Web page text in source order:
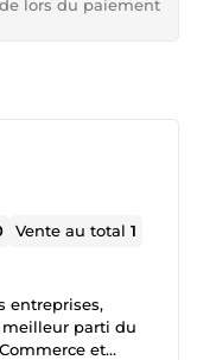
lors du paiement
Vente au total1
entreprises,
meilleur parti du
et